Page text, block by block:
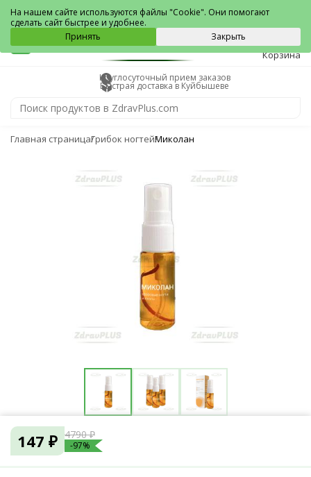
Куйбышев
0
Корзина
Круглосуточный прием заказов
Быстрая доставка в Куйбышеве
Главная страницаГрибок ногтейМиколан
147 ₽ 4790 ₽
-97%
На нашем сайте используются файлы "Cookie". Они помогают
сделать сайт быстрее и удобнее.
Принять
Закрыть